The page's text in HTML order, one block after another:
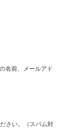
名前、メールアド
さい。（スパム対